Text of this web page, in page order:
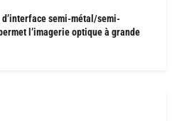
d’interface semi-métal/semi-
l’imagerie optique à grande